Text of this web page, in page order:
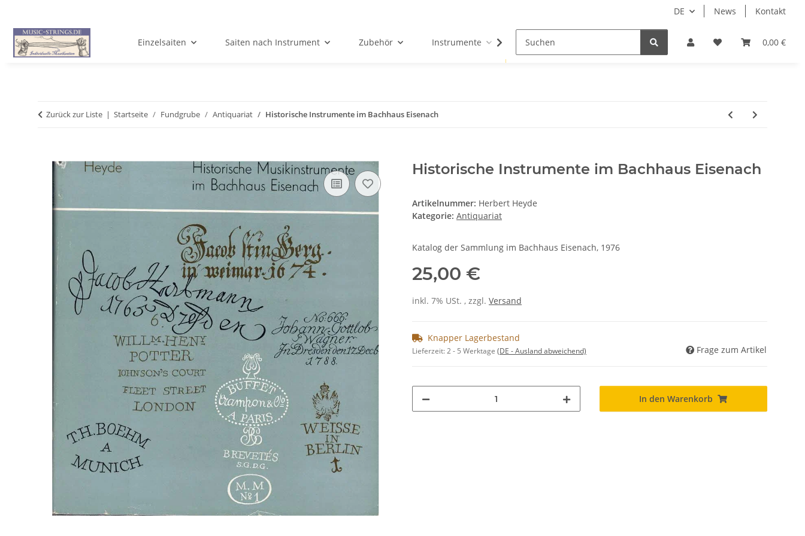
DE News Kontakt
0,00 €
Einzelsaiten Saiten nach Instrument Zubehör Instrumente Fundgrube
Zurück zur Liste Startseite Fundgrube Antiquariat Historische Instrumente im Bachhaus Eisenach
Historische Instrumente im Bachhaus Eisenach
Artikelnummer: Herbert Heyde
Kategorie: Antiquariat
Katalog der Sammlung im Bachhaus Eisenach, 1976
25,00 €
inkl. 7% USt. , zzgl. Versand
Knapper Lagerbestand
Lieferzeit:2 - 5 Werktage (DE - Ausland abweichend) Frage zum Artikel
In den Warenkorb